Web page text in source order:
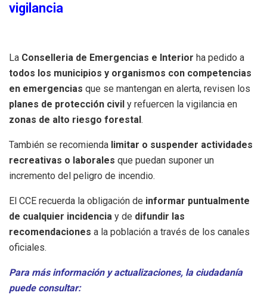
vigilancia
La Conselleria de Emergencias e Interior ha pedido a
todos los municipios y organismos con competencias
en emergencias que se mantengan en alerta, revisen los
planes de protección civil y refuercen la vigilancia en
zonas de alto riesgo forestal.
También se recomienda limitar o suspender actividades
recreativas o laborales que puedan suponer un
incremento del peligro de incendio.
El CCE recuerda la obligación de informar puntualmente
de cualquier incidencia y de difundir las
recomendaciones a la población a través de los canales
oficiales.
Para más información y actualizaciones, la ciudadanía
puede consultar: